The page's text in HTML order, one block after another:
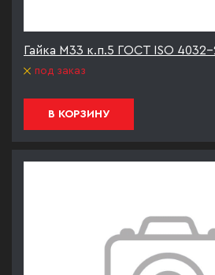
Гайка М33 к.п.5 ГОСТ ISO
под заказ
В КОРЗИНУ